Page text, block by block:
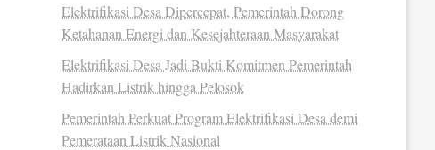
Elektrifikasi Desa Dipercepat, Pemerintah Dorong
Ketahanan Energi dan Kesejahteraan Masyarakat
Elektrifikasi Desa Jadi Bukti Komitmen Pemerintah
Hadirkan Listrik hingga Pelosok
Pemerintah Perkuat Program Elektrifikasi Desa demi
Pemerataan Listrik Nasional